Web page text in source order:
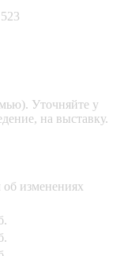
Уточняйте у
на выставку.
изменениях